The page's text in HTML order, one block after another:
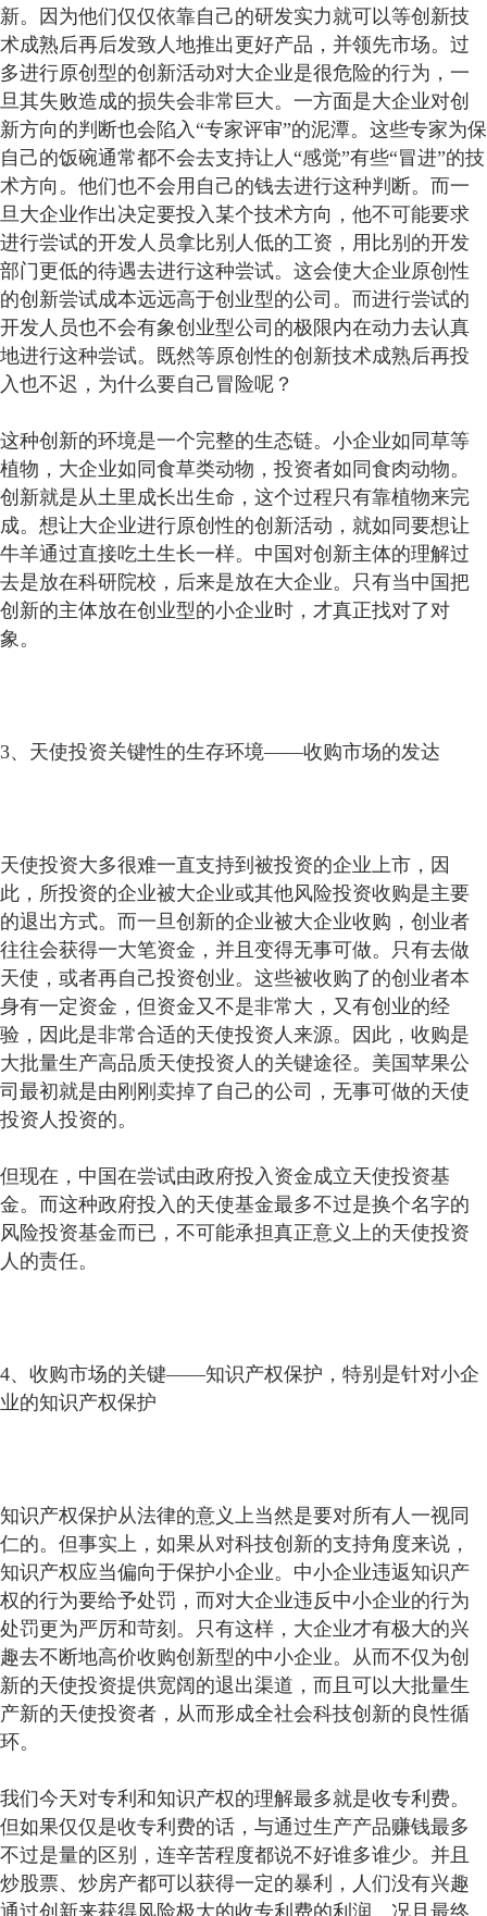
新。因为他们仅仅依靠自己的研发实力就可以等创新技
术成熟后再后发致人地推出更好产品，并领先市场。过
多进行原创型的创新活动对大企业是很危险的行为，一
旦其失败造成的损失会非常巨大。一方面是大企业对创
新方向的判断也会陷入“专家评审”的泥潭。这些专家为保
自己的饭碗通常都不会去支持让人“感觉”有些“冒进”的技
术方向。他们也不会用自己的钱去进行这种判断。而一
旦大企业作出决定要投入某个技术方向，他不可能要求
进行尝试的开发人员拿比别人低的工资，用比别的开发
部门更低的待遇去进行这种尝试。这会使大企业原创性
的创新尝试成本远远高于创业型的公司。而进行尝试的
开发人员也不会有象创业型公司的极限内在动力去认真
地进行这种尝试。既然等原创性的创新技术成熟后再投
入也不迟，为什么要自己冒险呢？
这种创新的环境是一个完整的生态链。小企业如同草等
植物，大企业如同食草类动物，投资者如同食肉动物。
创新就是从土里成长出生命，这个过程只有靠植物来完
成。想让大企业进行原创性的创新活动，就如同要想让
牛羊通过直接吃土生长一样。中国对创新主体的理解过
去是放在科研院校，后来是放在大企业。只有当中国把
创新的主体放在创业型的小企业时，才真正找对了对
象。
3、天使投资关键性的生存环境——收购市场的发达
天使投资大多很难一直支持到被投资的企业上市，因
此，所投资的企业被大企业或其他风险投资收购是主要
的退出方式。而一旦创新的企业被大企业收购，创业者
往往会获得一大笔资金，并且变得无事可做。只有去做
天使，或者再自己投资创业。这些被收购了的创业者本
身有一定资金，但资金又不是非常大，又有创业的经
验，因此是非常合适的天使投资人来源。因此，收购是
大批量生产高品质天使投资人的关键途径。美国苹果公
司最初就是由刚刚卖掉了自己的公司，无事可做的天使
投资人投资的。
但现在，中国在尝试由政府投入资金成立天使投资基
金。而这种政府投入的天使基金最多不过是换个名字的
风险投资基金而已，不可能承担真正意义上的天使投资
人的责任。
4、收购市场的关键——知识产权保护，特别是针对小企
业的知识产权保护
知识产权保护从法律的意义上当然是要对所有人一视同
仁的。但事实上，如果从对科技创新的支持角度来说，
知识产权应当偏向于保护小企业。中小企业违返知识产
权的行为要给予处罚，而对大企业违反中小企业的行为
处罚更为严厉和苛刻。只有这样，大企业才有极大的兴
趣去不断地高价收购创新型的中小企业。从而不仅为创
新的天使投资提供宽阔的退出渠道，而且可以大批量生
产新的天使投资者，从而形成全社会科技创新的良性循
环。
我们今天对专利和知识产权的理解最多就是收专利费。
但如果仅仅是收专利费的话，与通过生产产品赚钱最多
不过是量的区别，连辛苦程度都说不好谁多谁少。并且
炒股票、炒房产都可以获得一定的暴利，人们没有兴趣
通过创新来获得风险极大的收专利费的利润。况且最终